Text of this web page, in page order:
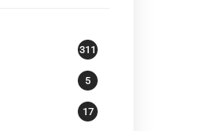
311
5
17